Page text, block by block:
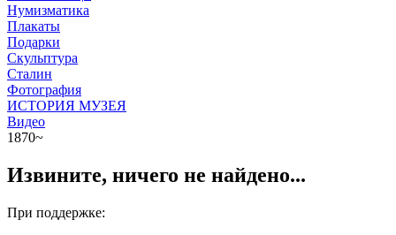
Нумизматика
Плакаты
Подарки
Скульптура
Сталин
Фотография
ИСТОРИЯ МУЗЕЯ
Видео
1870~
Извините, ничего не найдено...
При поддержке: